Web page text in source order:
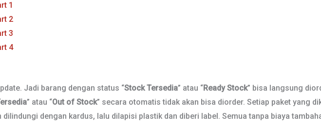
1
2
3
4
Jadi barang dengan status “Stock Tersedia” atau “Ready Stock” bisa langsung
” atau “Out of Stock” secara otomatis tidak akan bisa diorder. Setiap paket yang
dilindungi dengan kardus, lalu dilapisi plastik dan diberi label. Semua tanpa biaya